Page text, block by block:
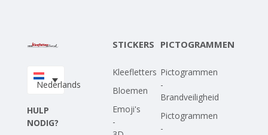
Upload je eigen ontwerp
Nederlands
HULP
NODIG?
STICKERS
Kleefletters
Bloemen
Emoji's
-
PICTOGRAMMEN
Pictogrammen
-
Brandveiligheid
Pictogrammen
-